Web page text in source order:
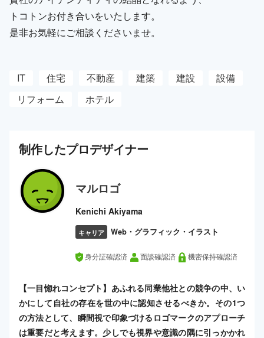
トコトンお付き合いをいたします。
是非お気軽にご相談くださいませ。
IT 住宅 不動産 建築 建設
設備
リフォーム
ホテル
制作したプロデザイナー
マルロゴ
Kenichi Akiyama
キャリア Web・グラフィック・イラスト
身分証確認済 面談確認済 機密保持確認済
【一目惚れコンセプト】あふれる同業他社との競争の中、い
かにして自社の存在を世の中に認知させるべきか。その1つ
の方法として、瞬間視で印象づけるロゴマークのアプローチ
は重要だと考えます。少しでも視界や意識の隅に引っかかれ